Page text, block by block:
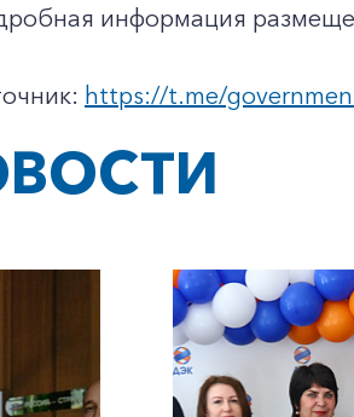
информация
https://t.me/